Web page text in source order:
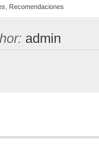
Recomendaciones
admin